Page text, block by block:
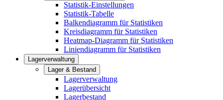
Statistik-Einstellungen
Statistik-Tabelle
Balkendiagramm für Statistiken
Kreisdiagramm für Statistiken
Heatmap-Diagramm für Statistiken
Liniendiagramm für Statistiken
Lagerverwaltung
Lager & Bestand
Lagerverwaltung
Lagerübersicht
Lagerbestand